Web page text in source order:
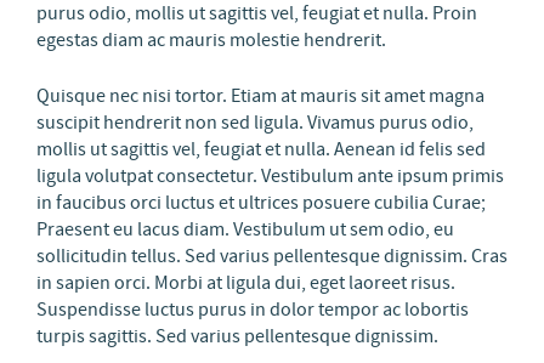
purus odio, mollis ut sagittis vel, feugiat et nulla. Proin
egestas diam ac mauris molestie hendrerit.
Quisque nec nisi tortor. Etiam at mauris sit amet magna
suscipit hendrerit non sed ligula. Vivamus purus odio,
mollis ut sagittis vel, feugiat et nulla. Aenean id felis sed
ligula volutpat consectetur. Vestibulum ante ipsum primis
in faucibus orci luctus et ultrices posuere cubilia Curae;
Praesent eu lacus diam. Vestibulum ut sem odio, eu
sollicitudin tellus. Sed varius pellentesque dignissim. Cras
in sapien orci. Morbi at ligula dui, eget laoreet risus.
Suspendisse luctus purus in dolor tempor ac lobortis
turpis sagittis. Sed varius pellentesque dignissim.